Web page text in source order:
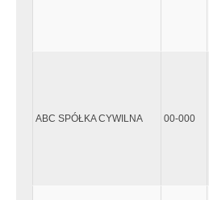
ABC SPÓŁKA CYWILNA 00-000